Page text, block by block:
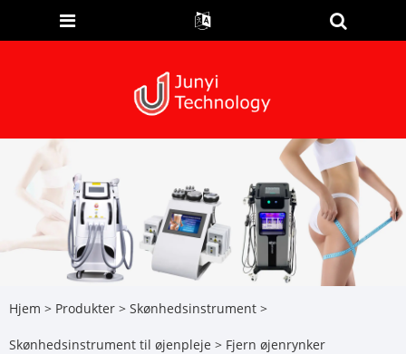
Hjem > Produkter > Skønhedsinstrument >
Skønhedsinstrument til øjenpleje > Fjern øjenrynker